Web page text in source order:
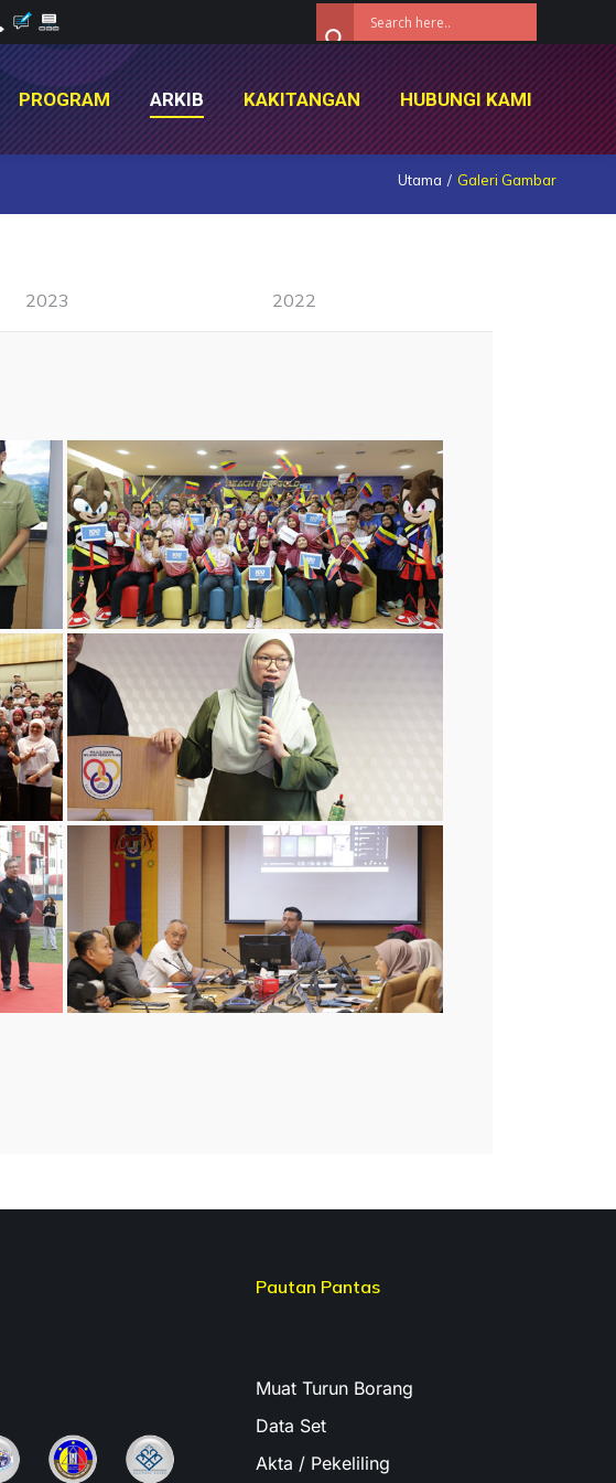
PROGRAM ARKIB KAKITANGAN HUBUNGI KAMI
Utama Galeri Gambar
2023 2022
Pautan Pantas
Muat Turun Borang
Data Set
Akta / Pekeliling
PROGRAM ARKIB KAKITANGAN HUBUNGI KAMI